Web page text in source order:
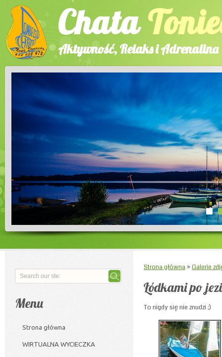
Chata
Aktywność, Relaks i Adrenalina
Strona główna »Galerie
Łódkami po
To nigdy się nie znudzi ;)
Menu
Strona główna
WIRTUALNA WYCIECZKA